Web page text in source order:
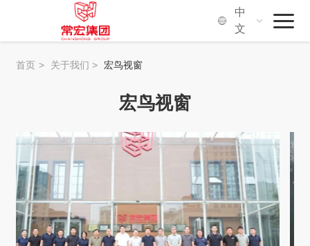
中
文
首页
品牌·服务
社会价值
关于我们
首页 > 关于我们 > 宏鸟视窗
宏鸟视窗